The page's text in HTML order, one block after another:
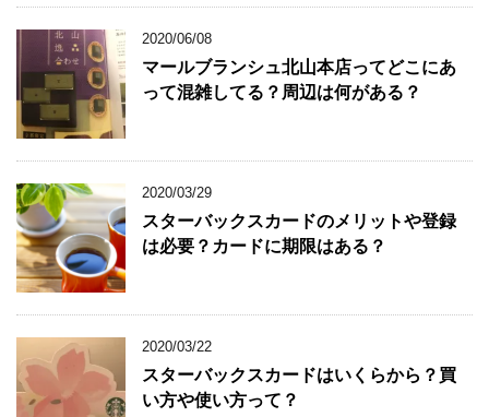
2020/06/08
マールブランシュ北山本店ってどこにあ
って混雑してる？周辺は何がある？
2020/03/29
スターバックスカードのメリットや登録
は必要？カードに期限はある？
2020/03/22
スターバックスカードはいくらから？買
い方や使い方って？